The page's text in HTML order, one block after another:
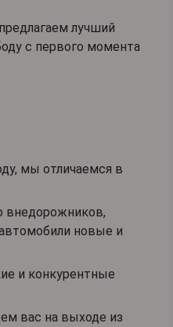
лучший
с первого момента
мы отличаемся в
внедорожников,
новые и
и конкурентные
вас на выходе из